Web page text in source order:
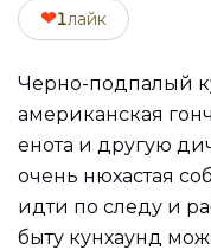
❤1лайк
Черно-подпалый
американская
енота и другую
очень нюхастая
идти по следу и
быту кунхаунд